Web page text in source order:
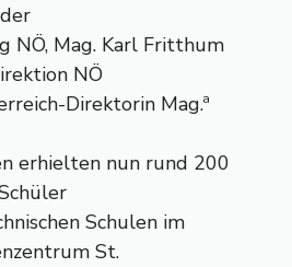
NÖ, Mag. Karl Fritthum
NÖ
Direktorin Mag.ª
erhielten nun rund 200
Schulen im
St.